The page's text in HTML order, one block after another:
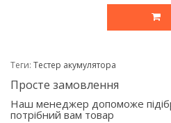
Теги: Тестер акумулятора
Просте замовлення
Наш менеджер допоможе
потрібний вам товар